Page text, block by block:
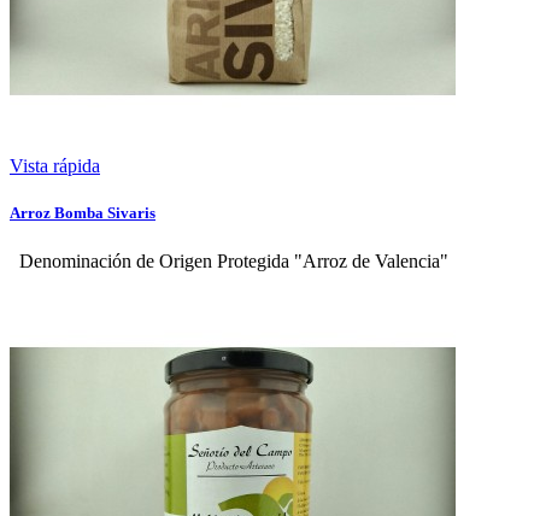
Vista rápida
Arroz Bomba Sivaris
Denominación de Origen Protegida "Arroz de Valencia"